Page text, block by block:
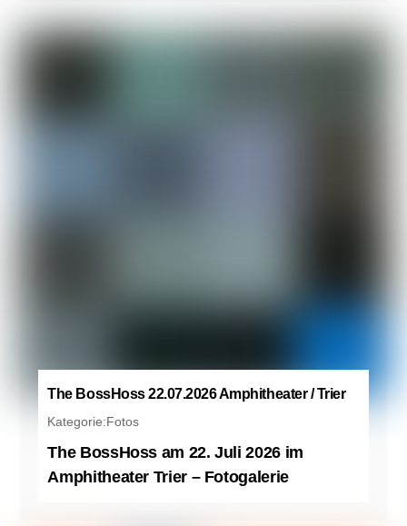
The BossHoss 22.07.2026 Amphitheater / Trier
Kategorie:Fotos
The BossHoss am 22. Juli 2026 im
Amphitheater Trier – Fotogalerie